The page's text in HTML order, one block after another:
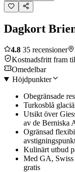
Dagkort
4.8 35 recensioner
Kostnadsfritt fram
Omedelbar
Höjdpunkter
Obegränsade
Turkosblå
Utsikt över
av de Berniska
Ogränsad
Kulinärt utbud
Med GA, Swiss
gratis